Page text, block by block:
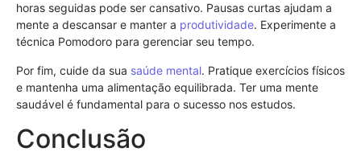
horas seguidas pode ser cansativo. Pausas curtas ajudam a
mente a descansar e manter a produtividade. Experimente a
técnica Pomodoro para gerenciar seu tempo.
Por fim, cuide da sua saúde mental. Pratique exercícios físicos
e mantenha uma alimentação equilibrada. Ter uma mente
saudável é fundamental para o sucesso nos estudos.
Conclusão